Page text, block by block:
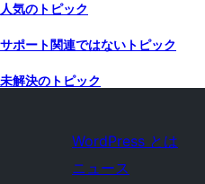
人気のトピック
サポート関連ではないトピック
未解決のトピック
WordPress とは
ニュース